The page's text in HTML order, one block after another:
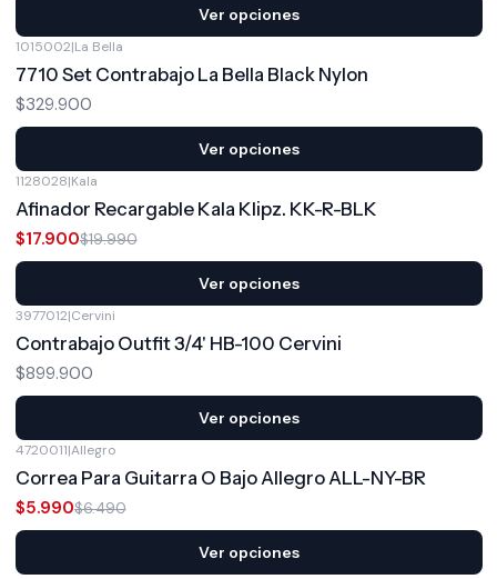
Ver opciones
1015002|La Bella
7710 Set Contrabajo La Bella Black Nylon
$329.900
Ver opciones
1128028|Kala
Afinador Recargable Kala Klipz. KK-R-BLK
$17.900$19.990
Ver opciones
3977012|Cervini
Contrabajo Outfit 3/4' HB-100 Cervini
$899.900
Ver opciones
4720011|Allegro
Correa Para Guitarra O Bajo Allegro ALL-NY-BR
$5.990$6.490
Ver opciones